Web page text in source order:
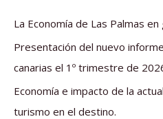
aLa Economía de Las Palmas
Presentación del nuevo
canarias el 1º trimestre de
Economía e impacto de la
turismo en el destino.